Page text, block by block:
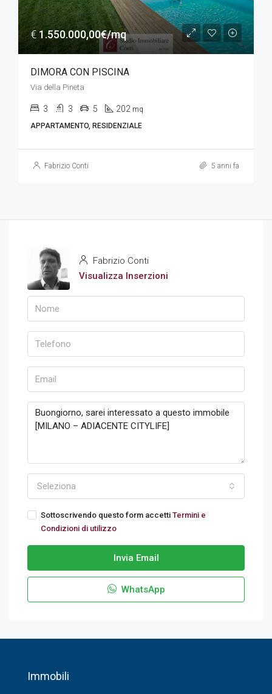
€1.550.000,00€/mq
DIMORA CON PISCINA
Via della Pineta
3 3 5 202 mq
APPARTAMENTO, RESIDENZIALE
Fabrizio Conti 5 anni fa
Fabrizio Conti
Visualizza Inserzioni
Seleziona
Sottoscrivendo questo form accetti Termini e
Condizioni di utilizzo
Invia Email
WhatsApp
Immobili